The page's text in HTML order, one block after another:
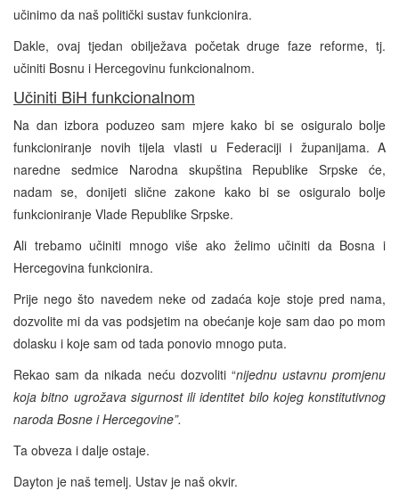
učinimo da naš politički sustav funkcionira.
Dakle, ovaj tjedan obilježava početak druge faze reforme, tj.
učiniti Bosnu i Hercegovinu funkcionalnom.
Učiniti BiH funkcionalnom
Na dan izbora poduzeo sam mjere kako bi se osiguralo bolje
funkcioniranje novih tijela vlasti u Federaciji i županijama. A
naredne sedmice Narodna skupština Republike Srpske će,
nadam se, donijeti slične zakone kako bi se osiguralo bolje
funkcioniranje Vlade Republike Srpske.
Ali trebamo učiniti mnogo više ako želimo učiniti da Bosna i
Hercegovina funkcionira.
Prije nego što navedem neke od zadaća koje stoje pred nama,
dozvolite mi da vas podsjetim na obećanje koje sam dao po mom
dolasku i koje sam od tada ponovio mnogo puta.
Rekao sam da nikada neću dozvoliti “nijednu ustavnu promjenu
koja bitno ugrožava sigurnost ili identitet bilo kojeg konstitutivnog
naroda Bosne i Hercegovine”.
Ta obveza i dalje ostaje.
Dayton je naš temelj. Ustav je naš okvir.